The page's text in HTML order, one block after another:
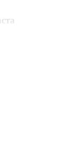
цветах:
Они
Размеры